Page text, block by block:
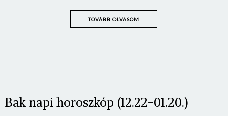
TOVÁBB OLVASOM
Bak napi horoszkóp (12.22-01.20.)